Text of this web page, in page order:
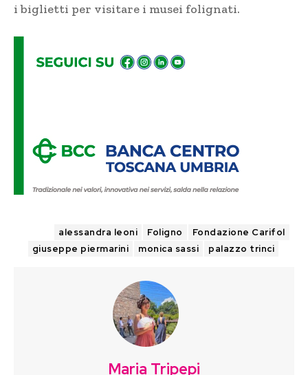
i biglietti per visitare i musei folignati.
alessandra leoni Foligno
Fondazione Carifol
giuseppe piermarini
monica sassi palazzo trinci
Maria Tripepi